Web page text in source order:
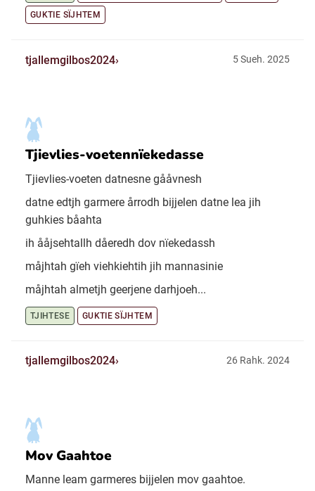
GUKTIE SÏJHTEM
tjallemgilbos2024 5 Sueh. 2025
Tjievlies-voetennïekedasse
Tjievlies-voeten datnesne gååvnesh
datne edtjh garmere årrodh bijjelen datne lea jih
guhkies båahta
ih ååjsehtallh dåeredh dov nïekedassh
måjhtah gïeh viehkiehtih jih mannasinie
måjhtah almetjh geerjene darhjoeh...
TJIHTESE GUKTIE SÏJHTEM
tjallemgilbos2024 26 Rahk. 2024
Mov Gaahtoe
Manne leam garmeres bijjelen mov gaahtoe.